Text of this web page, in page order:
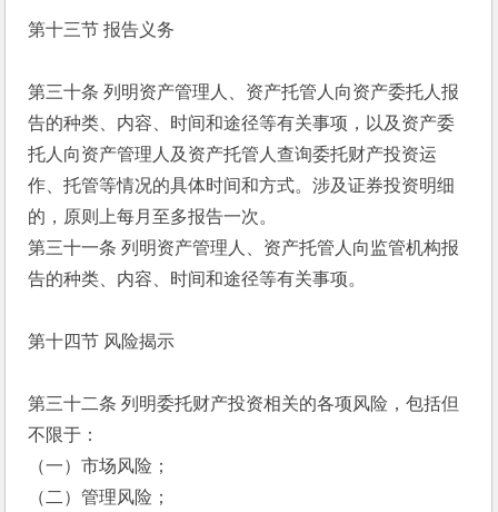
第十三节 报告义务
第三十条 列明资产管理人、资产托管人向资产委托人报
告的种类、内容、时间和途径等有关事项，以及资产委
托人向资产管理人及资产托管人查询委托财产投资运
作、托管等情况的具体时间和方式。涉及证券投资明细
的，原则上每月至多报告一次。
第三十一条 列明资产管理人、资产托管人向监管机构报
告的种类、内容、时间和途径等有关事项。
第十四节 风险揭示
第三十二条 列明委托财产投资相关的各项风险，包括但
不限于：
（一）市场风险；
（二）管理风险；